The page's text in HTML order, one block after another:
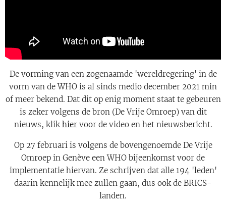
De vorming van een zogenaamde 'wereldregering' in de
vorm van de WHO is al sinds medio december 2021 min
of meer bekend. Dat dit op enig moment staat te gebeuren
is zeker volgens de bron (De Vrije Omroep) van dit
nieuws, klik hiervoor de video en het nieuwsbericht.
Op 27 februari is volgens de bovengenoemde De Vrije
Omroep in Genève een WHO bijeenkomst voor de
implementatie hiervan. Ze schrijven dat alle 194 'leden'
daarin kennelijk mee zullen gaan, dus ook de BRICS-
landen.